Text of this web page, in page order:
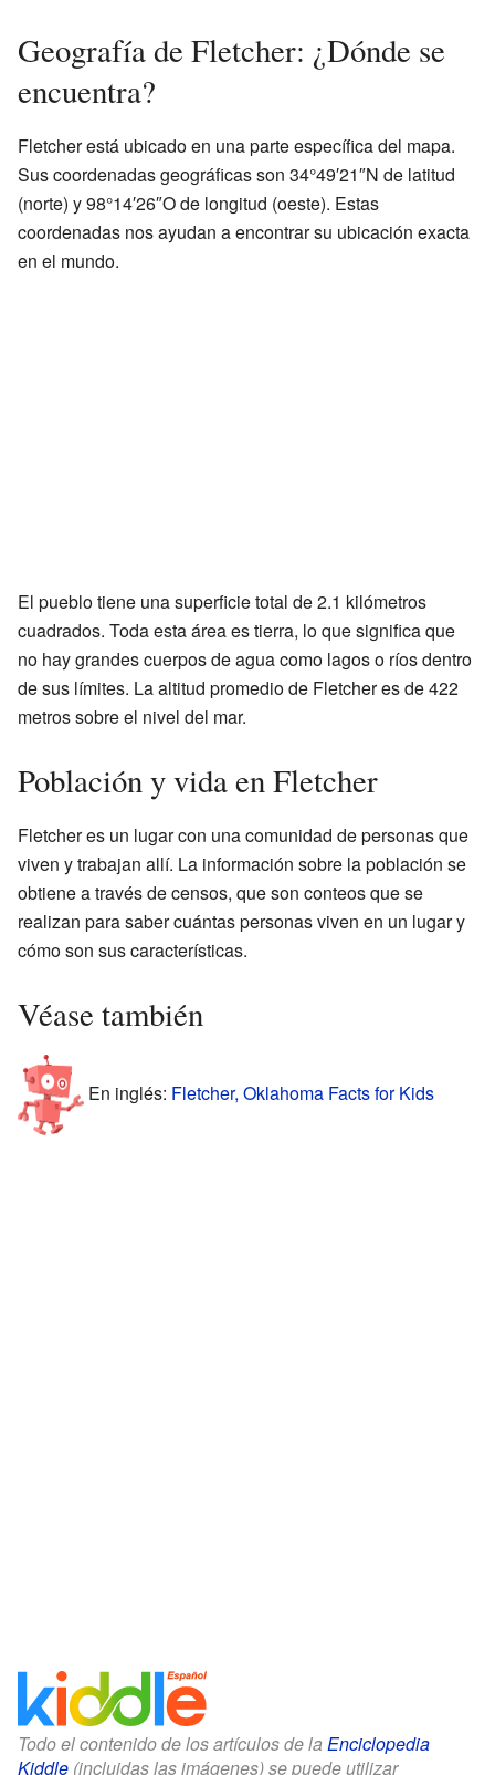
Geografía de Fletcher: ¿Dónde se
encuentra?
Fletcher está ubicado en una parte específica del mapa.
Sus coordenadas geográficas son 34°49′21″N de latitud
(norte) y 98°14′26″O de longitud (oeste). Estas
coordenadas nos ayudan a encontrar su ubicación exacta
en el mundo.
El pueblo tiene una superficie total de 2.1 kilómetros
cuadrados. Toda esta área es tierra, lo que significa que
no hay grandes cuerpos de agua como lagos o ríos dentro
de sus límites. La altitud promedio de Fletcher es de 422
metros sobre el nivel del mar.
Población y vida en Fletcher
Fletcher es un lugar con una comunidad de personas que
viven y trabajan allí. La información sobre la población se
obtiene a través de censos, que son conteos que se
realizan para saber cuántas personas viven en un lugar y
cómo son sus características.
Véase también
En inglés: Fletcher, Oklahoma Facts for Kids
Todo el contenido de los artículos de la Enciclopedia
Kiddle (incluidas las imágenes) se puede utilizar